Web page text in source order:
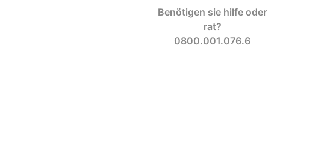
Benötigen sie hilfe oder
rat?
0800.001.076.6